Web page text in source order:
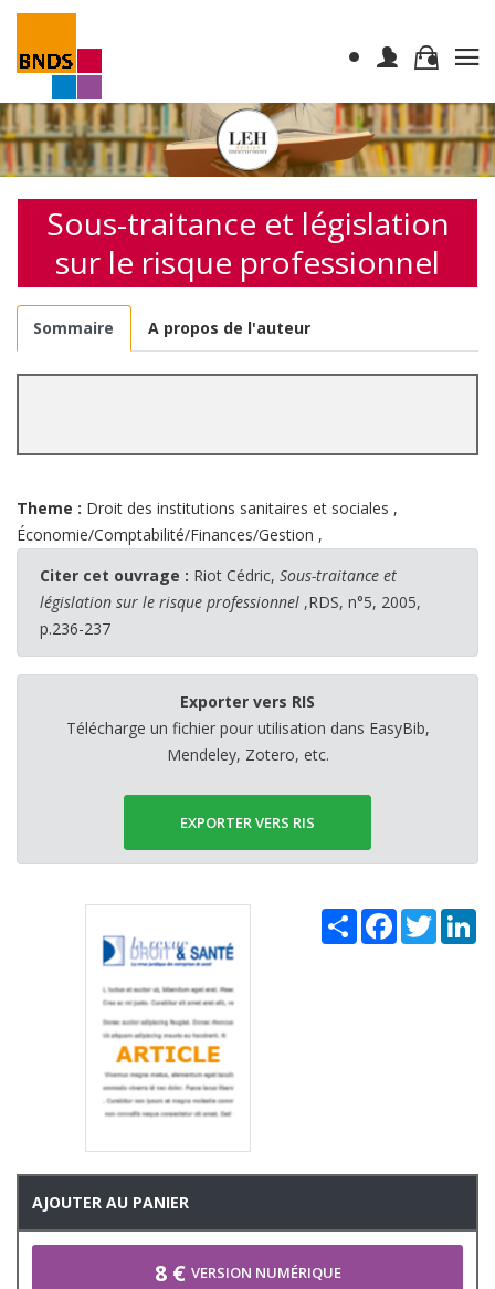
Sous-traitance et législation
sur le risque professionnel
Sommaire A propos de l'auteur
Theme : Droit des institutions sanitaires et sociales ,
Économie/Comptabilité/Finances/Gestion ,
Citer cet ouvrage : Riot Cédric, Sous-traitance et
législation sur le risque professionnel ,RDS, n°5, 2005,
p.236-237
Exporter vers RIS
Télécharge un fichier pour utilisation dans EasyBib,
Mendeley, Zotero, etc.
EXPORTER VERS RIS
Share Facebook
Twitter
AJOUTER AU PANIER
8 € VERSION NUMÉRIQUE